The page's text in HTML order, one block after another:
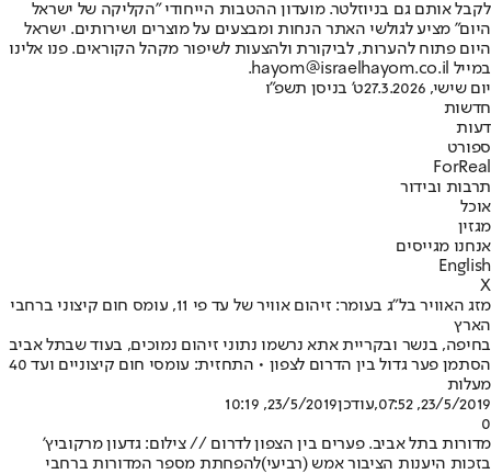
לקבל אותם גם בניוזלטר. מועדון ההטבות הייחודי "הקליקה של ישראל
היום" מציע לגולשי האתר הנחות ומבצעים על מוצרים ושירותים. ישראל
היום פתוח להערות, לביקורת ולהצעות לשיפור מקהל הקוראים. פנו אלינו
במייל hayom@israelhayom.co.il.
יום שישי, 27.3.2026
ט' בניסן תשפ"ו
חדשות
דעות
ספורט
ForReal
תרבות ובידור
אוכל
מגזין
אנחנו מגייסים
English
X
מזג האוויר בל"ג בעומר: זיהום אוויר של עד פי 11, עומס חום קיצוני ברחבי
הארץ
בחיפה, בנשר ובקריית אתא נרשמו נתוני זיהום נמוכים, בעוד שבתל אביב
הסתמן פער גדול בין הדרום לצפון • התחזית: עומסי חום קיצוניים ועד 40
מעלות
23/5/2019, 07:52
,עודכן23/5/2019, 10:19
0
מדורות בתל אביב. פערים בין הצפון לדרום // צילום: גדעון מרקוביץ'
בזכות היענות הציבור אמש (רביעי)להפחתת מספר המדורות ברחבי